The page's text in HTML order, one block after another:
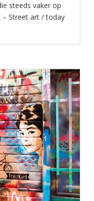
steeds vaker op
Street art / today